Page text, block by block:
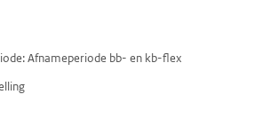
Afnameperiode bb- en kb-flex